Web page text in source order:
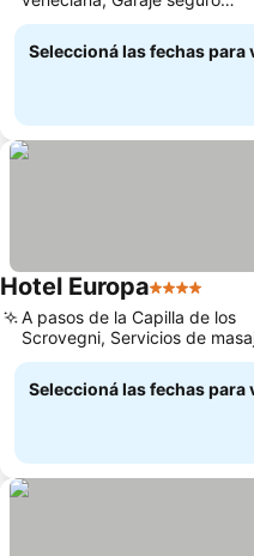
disponible
Seleccioná las fechas
Hotel Europa4 Estrellas
A pasos de la Capilla de los
Scrovegni, Servicios de
relajantes
Seleccioná las fechas